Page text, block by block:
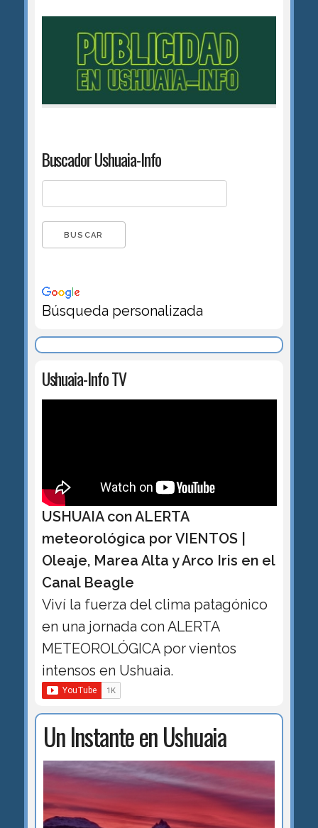
Buscador Ushuaia-Info
Búsqueda personalizada
Ushuaia-Info TV
USHUAIA con ALERTA
meteorológica por VIENTOS |
Oleaje, Marea Alta y Arco Iris en el
Canal Beagle
Viví la fuerza del clima patagónico
en una jornada con ALERTA
METEOROLÓGICA por vientos
intensos en Ushuaia.
Un Instante en Ushuaia